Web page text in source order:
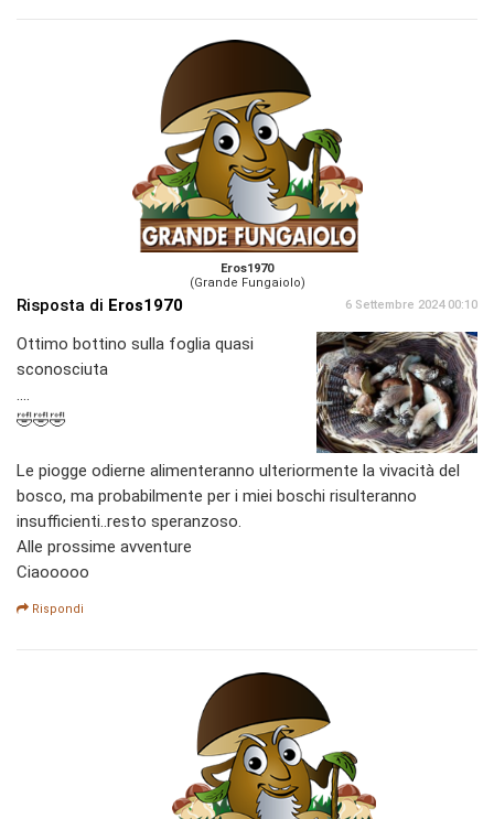
Eros1970
(Grande Fungaiolo)
Risposta di Eros1970 6 Settembre 2024 00:10
Ottimo bottino sulla foglia quasi
sconosciuta
....
🤣🤣🤣
Le piogge odierne alimenteranno ulteriormente la vivacità del
bosco, ma probabilmente per i miei boschi risulteranno
insufficienti..resto speranzoso.
Alle prossime avventure
Ciaooooo
Rispondi